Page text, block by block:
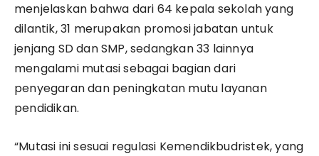
menjelaskan bahwa dari 64 kepala sekolah yang
dilantik, 31 merupakan promosi jabatan untuk
jenjang SD dan SMP, sedangkan 33 lainnya
mengalami mutasi sebagai bagian dari
penyegaran dan peningkatan mutu layanan
pendidikan.
“Mutasi ini sesuai regulasi Kemendikbudristek, yang